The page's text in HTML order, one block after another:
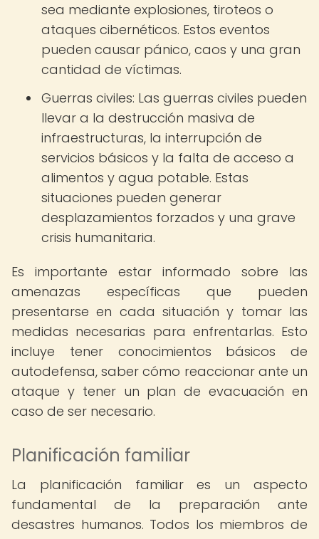
sea mediante explosiones, tiroteos o
ataques cibernéticos. Estos eventos
pueden causar pánico, caos y una gran
cantidad de víctimas.
Guerras civiles: Las guerras civiles pueden
llevar a la destrucción masiva de
infraestructuras, la interrupción de
servicios básicos y la falta de acceso a
alimentos y agua potable. Estas
situaciones pueden generar
desplazamientos forzados y una grave
crisis humanitaria.
Es importante estar informado sobre las
amenazas específicas que pueden
presentarse en cada situación y tomar las
medidas necesarias para enfrentarlas. Esto
incluye tener conocimientos básicos de
autodefensa, saber cómo reaccionar ante un
ataque y tener un plan de evacuación en
caso de ser necesario.
Planificación familiar
La planificación familiar es un aspecto
fundamental de la preparación ante
desastres humanos. Todos los miembros de